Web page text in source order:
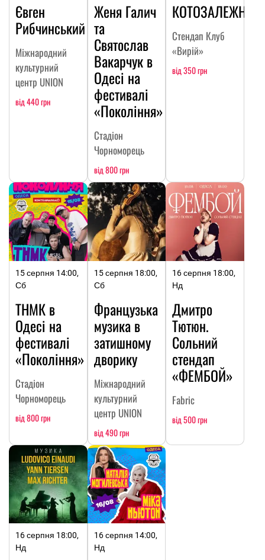
Євген
Рибчинський
Міжнародний
культурний
центр UNION
від 440 грн
Женя Галич
та
Святослав
Вакарчук в
Одесі на
фестивалі
«Покоління»
Стадіон
Чорноморець
від 800 грн
Стендап Клуб
«Вирій»
від 350 грн
15 серпня 14:00,
Сб
ТНМК в
Одесі на
фестивалі
«Покоління»
Стадіон
Чорноморець
від 800 грн
15 серпня 18:00,
Сб
Французька
музика в
затишному
дворику
Міжнародний
культурний
центр UNION
від 490 грн
16 серпня 18:00,
Нд
Дмитро
Тютюн.
Сольний
стендап
«ФЕМБОЙ»
Fabric
від 500 грн
16 серпня 18:00,
Нд
16 серпня 14:00,
Нд